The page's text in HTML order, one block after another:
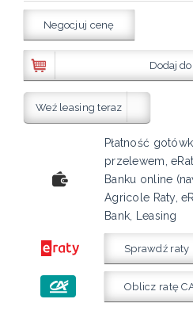
Negocjuj cenę
Dodaj
Weź leasing teraz
Płatność
przelewem,
Banku online
Agricole Raty,
Bank, Leasing
Sprawdź raty
Oblicz ratę